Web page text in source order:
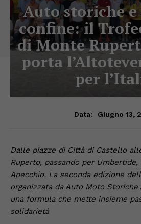
Auto storiche
confine: il
di Monte
porta
per
Data: Giugno 13,
Dalle piazze di Città di Castello
Ruperto, passando per Umbertide,
Apecchio. La seconda edizione
organizzata da Auto Moto
una formula che mette insieme
solidarietà